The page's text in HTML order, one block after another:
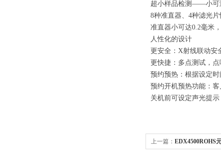
超小样品检测——小可
8种准直器、4种滤光
准直器小可达0.2毫米
人性化的设计
更安全：X射线联动
更快捷：多点测试，
预约预热：根据设定
预约开机预热功能：
关机前可设定声光提示
上一篇： EDX4500ROHS